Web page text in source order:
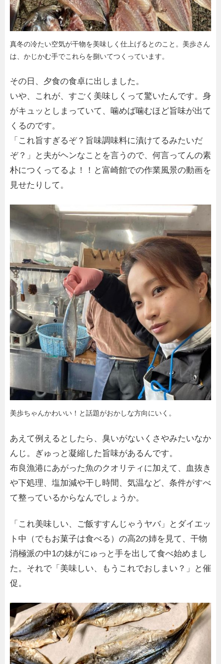
真冬の冷たい空気が干物を美味しく仕上げるとのこと。美歩さん
は、かじかむ手でこれらを捌いてつくっています。
その日、夕食の食卓に出しました。
いや、これが、すごく美味しくって驚いたんです。身
がキュッとしまっていて、噛めば噛むほど旨味が出て
くるのです。
「これ旨すぎるぞ？旨味調味料に漬けてるみたいだ
ぞ？」と夫がヘンなことを言うので、何言ってんの素
朴につくってるよ！！と富崎館での作業風景の動画を
見せたりして。
美歩ちゃんかわいい！と話題がおかしな方向にいく。
あえて例えるとしたら、臭いがないくさやみたいなか
んじ。ぎゅっと凝縮した旨味があるんです。
布良漁港にあがった魚のクオリティに加えて、血抜き
や下処理、塩加減や干し時間、気温など、条件がすべ
て整っているからなんでしょうか。
「これ美味しい、ご飯すすんじゃうヤバ」とダイエッ
ト中（でもお菓子は食べる）の高2の姉を見て、干物
消極派の中1の妹がにゅっと手を出して食べ始めまし
た。それで「美味しい、もうこれでおしまい？」と催
促。